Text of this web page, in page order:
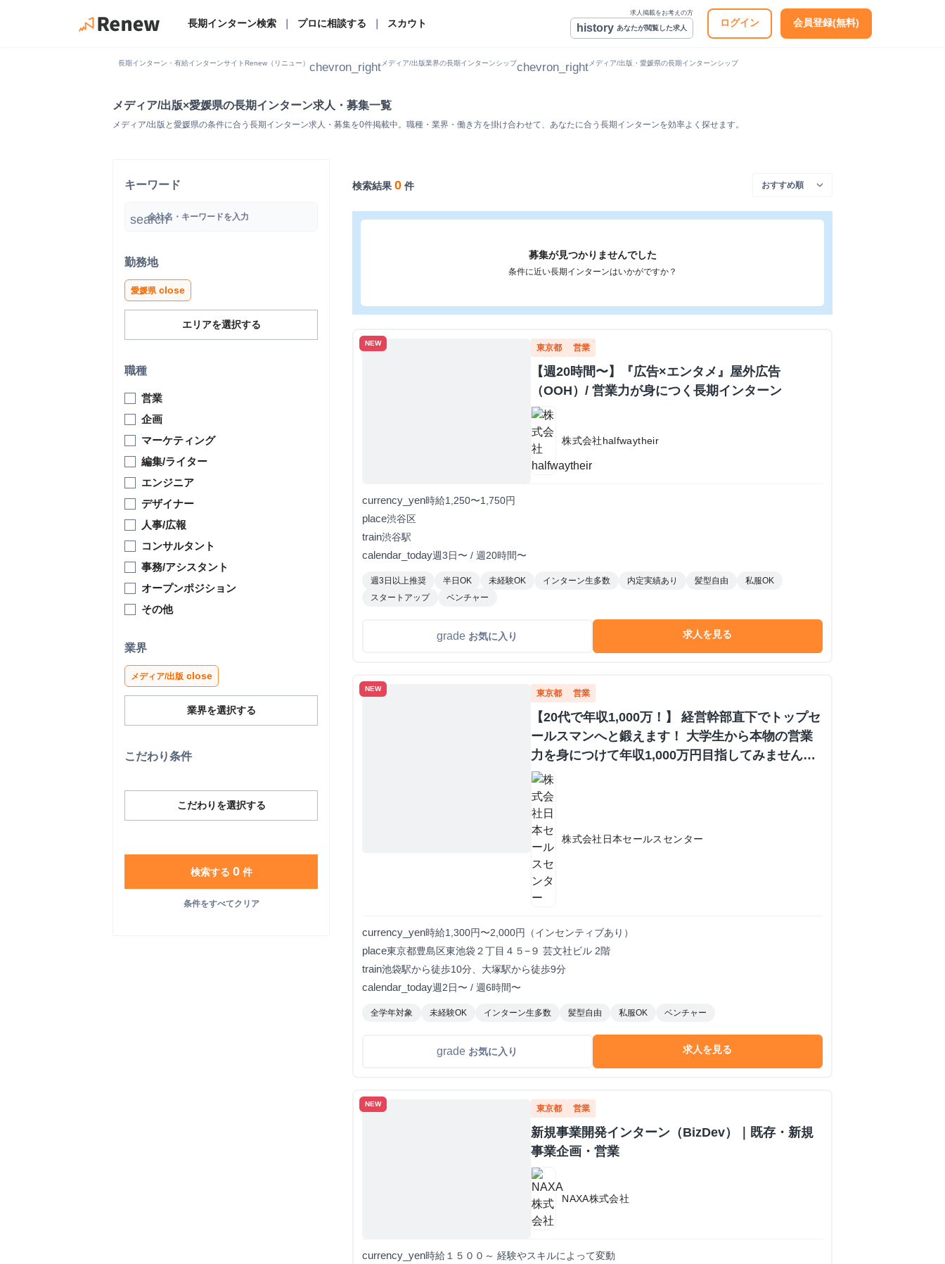
長期インターン検索 プロに相談する スカウト
求人掲載をお考えの方
history あなたが閲覧した求人 ログイン 会員登録(無料)
長期インターン・有給インターンサイトRenew（リニュー） chevron_right メディア/出版業界の長期インターンシップchevron_right メディア/出版・愛媛県の長期インターンシップ
メディア/出版×愛媛県の長期インターン求人・募集一覧
メディア/出版と愛媛県の条件に合う長期インターン求人・募集を0件掲載中。職種・業界・働き方を掛け合わせて、あなたに合う長期インターンを効率よく探せます。
キーワード
search
勤務地
愛媛県 close
エリアを選択する
職種
営業
企画
マーケティング
編集/ライター
エンジニア
デザイナー
人事/広報
コンサルタント
事務/アシスタント
オープンポジション
その他
業界
メディア/出版 close
業界を選択する
こだわり条件
こだわりを選択する
検索する 0件
条件をすべてクリア
検索結果0 件
募集が見つかりませんでした
条件に近い長期インターンはいかがですか？
NEW 東京都 営業
【週20時間〜】『広告×エンタメ』屋外広告
（OOH）/ 営業力が身につく長期インターン
株式会社halfwaytheir
currency_yen時給1,250〜1,750円
place渋谷区
train渋谷駅
calendar_today週3日〜 / 週20時間〜
週3日以上推奨 半日OK 未経験OK インターン生多数 内定実績あり 髪型自由
私服OK
スタートアップ
ベンチャー
grade お気に入り 求人を見る
NEW 東京都 営業
【20代で年収1,000万！】 経営幹部直下でトップセ
ールスマンへと鍛えます！ 大学生から本物の営業
力を身につけて年収1,000万円目指してみません
か？ ※当社直結内定あり #学歴不問 #未経験可
#1.2年生可 - 株式会社日本セールスセンターの長
期・有給インターンシップ
株式会社日本セールスセンター
currency_yen時給1,300円〜2,000円（インセンティブあり）
place東京都豊島区東池袋２丁目４５−９ 芸文社ビル 2階
train池袋駅から徒歩10分、大塚駅から徒歩9分
calendar_today週2日〜 / 週6時間〜
全学年対象 未経験OK インターン生多数 髪型自由 私服OK ベンチャー
grade お気に入り 求人を見る
NEW 東京都 営業
新規事業開発インターン（BizDev）｜既存・新規
事業企画・営業
NAXA株式会社
currency_yen時給１５００～ 経験やスキルによって変動